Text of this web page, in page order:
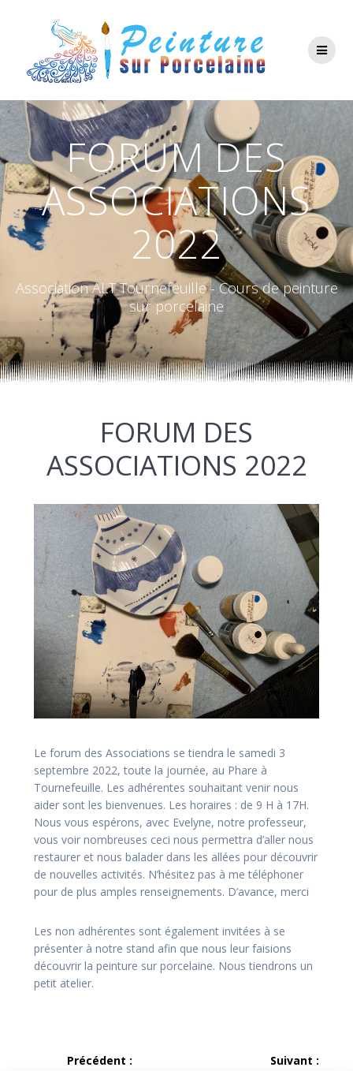
contenu
FORUM DES
ASSOCIATIONS
2022
Association ALT Tournefeuille - Cours de peinture
sur porcelaine
FORUM DES
ASSOCIATIONS 2022
Le forum des Associations se tiendra le samedi 3
septembre 2022, toute la journée, au Phare à
Tournefeuille. Les adhérentes souhaitant venir nous
aider sont les bienvenues. Les horaires : de 9 H à 17H.
Nous vous espérons, avec Evelyne, notre professeur,
vous voir nombreuses ceci nous permettra d’aller nous
restaurer et nous balader dans les allées pour découvrir
de nouvelles activités. N’hésitez pas à me téléphoner
pour de plus amples renseignements. D’avance, merci
Les non adhérentes sont également invitées à se
présenter à notre stand afin que nous leur faisions
découvrir la peinture sur porcelaine. Nous tiendrons un
petit atelier.
Navigation
Précédent :
Suivant :